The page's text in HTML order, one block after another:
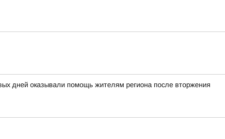
дней оказывали помощь жителям региона после вторжения